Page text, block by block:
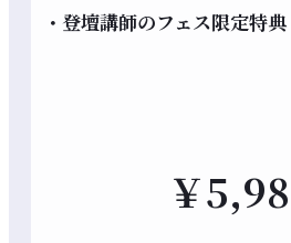
・登壇講師のフェス限定特典
￥